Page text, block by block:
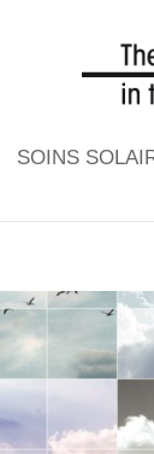
SOINS